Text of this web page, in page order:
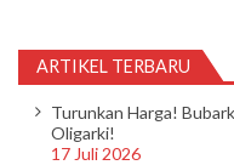
ARTIKEL TERBARU
Turunkan Harga!
Oligarki!
17 Juli 2026